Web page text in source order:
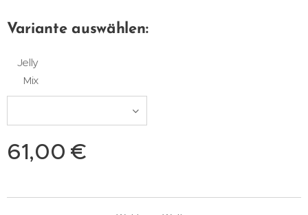
Variante auswählen:
Jelly
Mix
61,00 €